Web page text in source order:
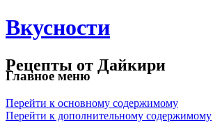
Вкусности
Рецепты от Дайкири
Главное меню
Перейти к основному содержимому
Перейти к дополнительному содержимому